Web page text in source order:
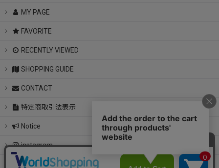
MY PAGE
FAVORITE
RECENTLY VIEWED
SHOPPING GUIDE
CONTACT
特定商取引法表示
Notice
instagram
LINE